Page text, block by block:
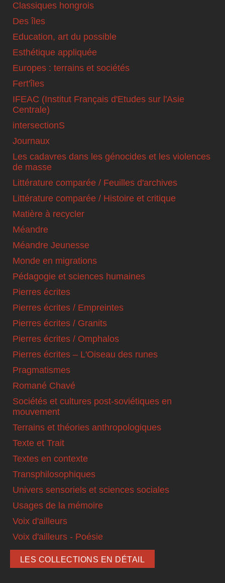
Classiques hongrois
Des îles
Education, art du possible
Esthétique appliquée
Europes : terrains et sociétés
Fert'îles
IFEAC (Institut Français d'Etudes sur l'Asie
Centrale)
intersectionS
Journaux
Les cadavres dans les génocides et les violences
de masse
Littérature comparée / Feuilles d'archives
Littérature comparée / Histoire et critique
Matière à recycler
Méandre
Méandre Jeunesse
Monde en migrations
Pédagogie et sciences humaines
Pierres écrites
Pierres écrites / Empreintes
Pierres écrites / Granits
Pierres écrites / Omphalos
Pierres écrites – L'Oiseau des runes
Pragmatismes
Romané Chavé
Sociétés et cultures post-soviétiques en
mouvement
Terrains et théories anthropologiques
Texte et Trait
Textes en contexte
Transphilosophiques
Univers sensoriels et sciences sociales
Usages de la mémoire
Voix d'ailleurs
Voix d'ailleurs - Poésie
LES COLLECTIONS EN DÉTAIL